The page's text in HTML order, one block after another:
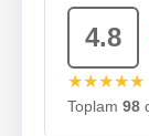
4.8
★★★★★
Toplam 98